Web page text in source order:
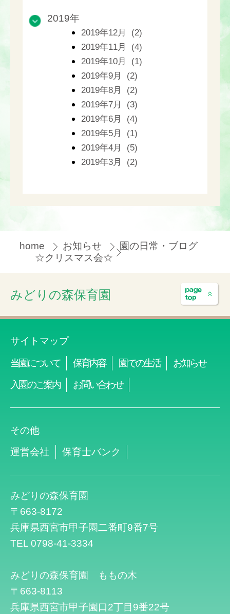
2019年
2019年12月 (2)
2019年11月 (4)
2019年10月 (1)
2019年9月 (2)
2019年8月 (2)
2019年7月 (3)
2019年6月 (4)
2019年5月 (1)
2019年4月 (5)
2019年3月 (2)
home お知らせ
園の日常・ブログ
☆クリスマス会☆
みどりの森保育園
サイトマップ
当園について 保育内容 園での生活 お知らせ
入園のご案内 お問い合わせ
みどりの森保育園
〒663-8172
兵庫県西宮市甲子園二番町9番7号
TEL 0798-41-3334
みどりの森保育園 ももの木
〒663-8113
兵庫県西宮市甲子園口2丁目9番22号
その他
運営会社 保育士バンク